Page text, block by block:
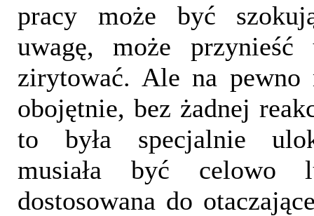
pracy może być
uwagę, może
zirytować. Ale na pewno
obojętnie, bez żadnej
to była specjalnie
musiała być celowo
dostosowana do